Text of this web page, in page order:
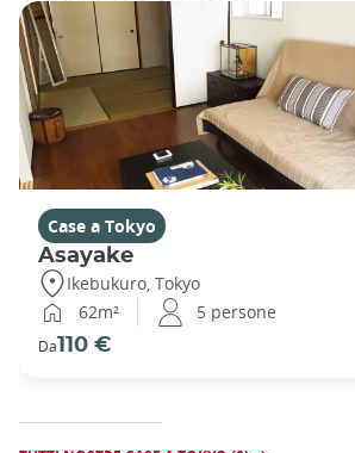
Case a Tokyo
Asayake
Ikebukuro, Tokyo
62m²
5 persone
Da110 €